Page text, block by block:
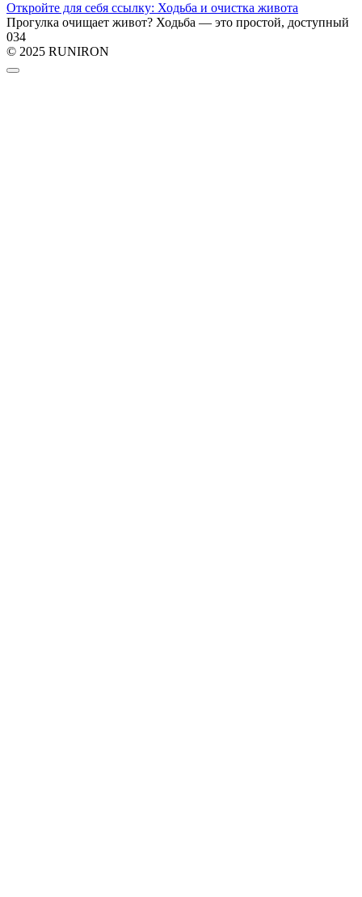
Откройте для себя ссылку: Ходьба и очистка живота
Прогулка очищает живот? Ходьба — это простой, доступный
034
© 2025 RUNIRON